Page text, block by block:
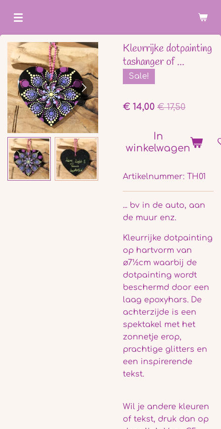
direct
naar
hoofdinhoud
Kleurrijke dotpainting
tashanger of ...
Sale!
€ 14,00 € 17,50
In
winkelwagen
Artikelnummer: TH01
... bv in de auto, aan
de muur enz.
Kleurrijke dotpainting
op hartvorm van
ø7½cm waarbij de
dotpainting wordt
beschermd door een
laag epoxyhars. De
achterzijde is een
spektakel met het
zonnetje erop,
prachtige glitters en
een inspirerende
tekst.
Wil je andere kleuren
of tekst, druk dan op